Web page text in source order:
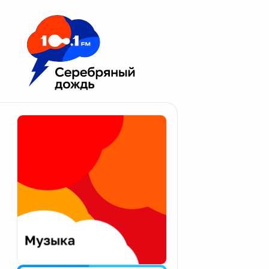
Москва 100.1 FM
Апатиты
Екатеринбург
Калининград
Калуга